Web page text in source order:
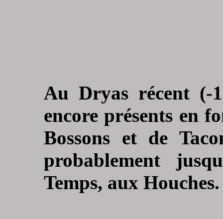
Au Dryas récent (-
encore présents en
Bossons et de
probablement
Temps, aux Houches.